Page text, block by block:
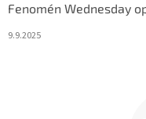
Fenomén Wednesday
9.9.2025